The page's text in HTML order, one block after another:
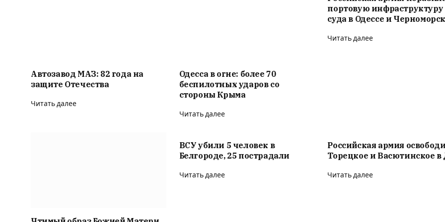
Автозавод МАЗ: 82 года на
защите Отечества
Читать далее
Одесса в огне: более 70
беспилотных ударов со
стороны Крыма
Читать далее
портовую инфраструктуру
суда в Одессе и
Читать далее
ВСУ убили 5 человек в
Белгороде, 25 пострадали
Читать далее
Российская армия
Торецкое и Васютинское
Читать далее